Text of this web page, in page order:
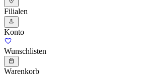
Filialen
Konto
Wunschlisten
Warenkorb